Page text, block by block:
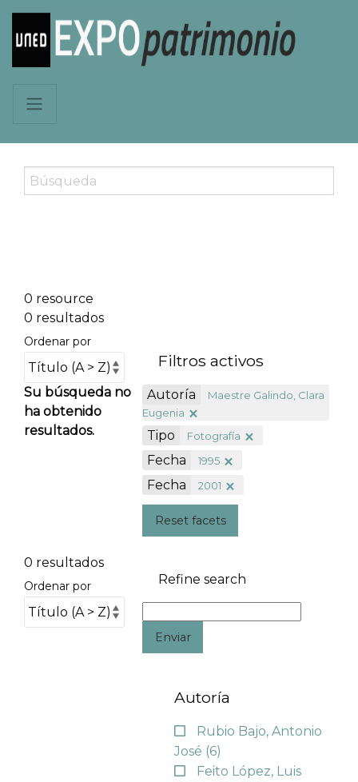
0 resource
0 resultados
Ordenar por
Su búsqueda no
ha obtenido
resultados.
0 resultados
Ordenar por
Filtros activos
Autoría
Maestre Galindo, Clara
Eugenia
Tipo Fotografía
Fecha 1995
Fecha 2001
Reset facets
Refine search
Enviar
Autoría
Rubio Bajo, Antonio
José (6)
Feito López, Luis